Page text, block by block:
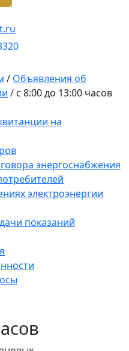
/ Объявления об
/ с 8:00 до 13:00 часов
на
энергоснабжения
электроэнергии
показаний